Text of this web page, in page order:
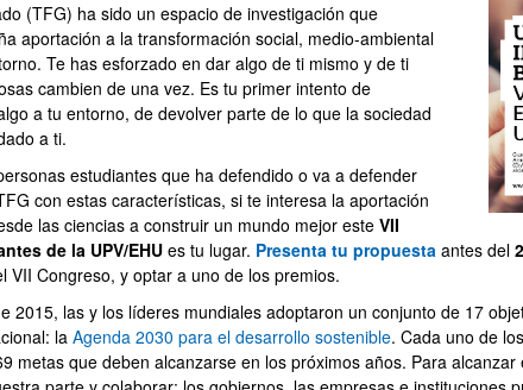
(TFG) ha sido un espacio de investigación que
aportación a la transformación social, medio-ambiental
Te has esforzado en dar algo de ti mismo y de ti
cambien de una vez. Es tu primer intento de
a tu entorno, de devolver parte de lo que la sociedad
a ti.
estudiantes que ha defendido o va a defender
con estas características, si te interesa la aportación
las ciencias a construir un mundo mejor este VII
de la UPV/EHU es tu lugar. Presenta tu propuesta antes del
VII Congreso, y optar a uno de los premios.
2015, las y los líderes mundiales adoptaron un conjunto de 17
la Agenda 2030 para el desarrollo sostenible. Cada uno de
metas que deben alcanzarse en los próximos años. Para